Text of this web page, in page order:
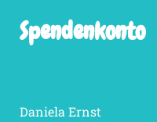
Spendenkonto
Daniela Ernst